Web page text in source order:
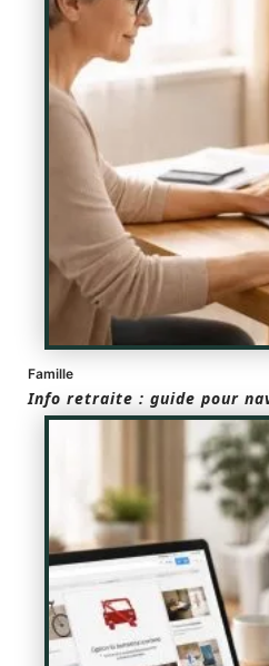
Famille
Info retraite : guide pour